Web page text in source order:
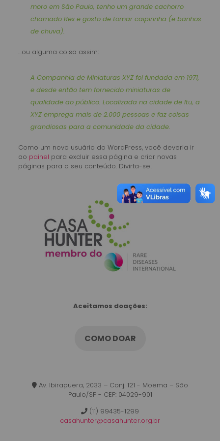
moro em São Paulo, tenho um grande cachorro
chamado Rex e gosto de tomar caipirinha (e banhos
de chuva).
…ou alguma coisa assim:
A Companhia de Miniaturas XYZ foi fundada em 1971,
e desde então tem fornecido miniaturas de
qualidade ao público. Localizada na cidade de Itu, a
XYZ emprega mais de 2.000 pessoas e faz coisas
grandiosas para a comunidade da cidade.
Como um novo usuário do WordPress, você deveria ir
ao painel para excluir essa página e criar novas
páginas para o seu conteúdo. Divirta-se!
Aceitamos doações:
COMO DOAR
Av. Ibirapuera, 2033 – Conj. 121 - Moema – São
Paulo/SP - CEP: 04029-901
(11) 99435-1299
casahunter@casahunter.org.br